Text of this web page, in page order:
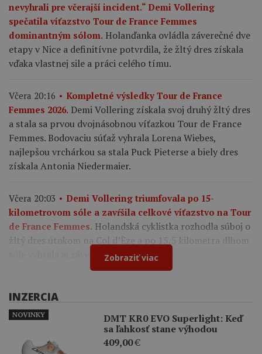
nevyhrali pre včerajší incident.“ Demi Vollering
spečatila víťazstvo Tour de France Femmes
dominantným sólom. Holanďanka ovládla záverečné dve
etapy v Nice a definitívne potvrdila, že žltý dres získala
vďaka vlastnej sile a práci celého tímu.
Včera 20:16
Kompletné výsledky Tour de France
Femmes 2026. Demi Vollering získala svoj druhý žltý dres
a stala sa prvou dvojnásobnou víťazkou Tour de France
Femmes. Bodovaciu súťaž vyhrala Lorena Wiebes,
najlepšou vrchárkou sa stala Puck Pieterse a biely dres
získala Antonia Niedermaier.
Včera 20:03
Demi Vollering triumfovala po 15-
kilometrovom sóle a zavŕšila celkové víťazstvo na Tour
de France Femmes. Holandská cyklistka rozhodla súboj o
žltý dres útokom na Col d’Èze a po 15,5 kilometra dlhom
sóle vyhrala aj záverečnú deviatu etapu.
Zobraziť viac
INZERCIA
DMT KR0 EVO Superlight: Keď
sa ľahkosť stane výhodou
409,00€
NOVINKY